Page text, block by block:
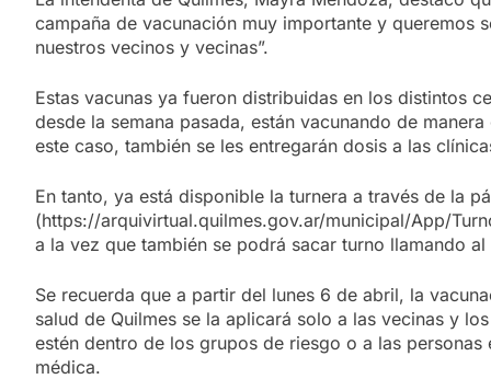
campaña de vacunación muy importante y queremos
nuestros vecinos y vecinas”.
Estas vacunas ya fueron distribuidas en los distintos
desde la semana pasada, están vacunando de
este caso, también se les entregarán dosis a las
En tanto, ya está disponible la turnera a través de la
(https://arquivirtual.quilmes.gov.ar/municipal/App/
a la vez que también se podrá sacar turno llamando
Se recuerda que a partir del lunes 6 de abril, la
salud de Quilmes se la aplicará solo a las vecinas y
estén dentro de los grupos de riesgo o a las
médica.